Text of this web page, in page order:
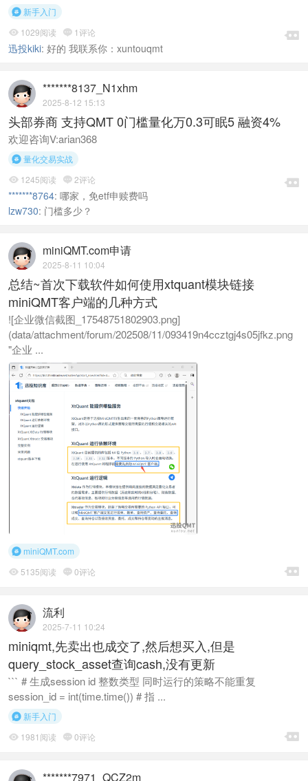
 新手入门

 1029阅读  1评论
迅投kiki: 好的 我联系你：xuntouqmt
*******8137_N1xhm
2025-8-12 15:13
头部券商 支持QMT 0门槛量化万0.3可眠5 融资4%
欢迎咨询V:arian368
量化交易实战

 1245阅读  2评论
*******8764: 哪家，免etf申赎费吗
lzw730: 门槛多少？
miniQMT.com申请
2025-8-11 10:04
总结~首次下载软件如何使用xtquant模块链接
miniQMT客户端的几种方式
![企业微信截图_17548751802903.png]
(data/attachment/forum/202508/11/093419n4ccztgj4s05jfkz.png
"企业 ...
miniQMT.com

 5135阅读 0评论
流利
2025-7-11 10:24
miniqmt,先卖出也成交了,然后想买入,但是
query_stock_asset查询cash,没有更新
``` # 生成session id 整数类型 同时运行的策略不能重复
session_id = int(time.time()) # 指 ...
 新手入门

 1981阅读 0评论
*******7971_QCZ2m